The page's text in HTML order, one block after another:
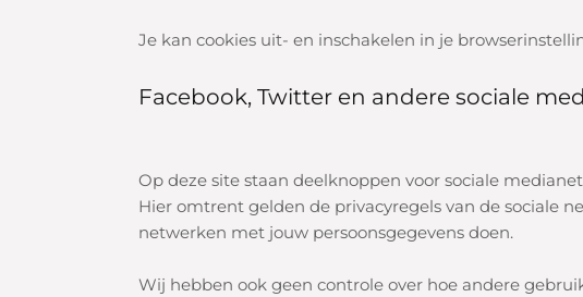
Je kan cookies uit- en inschakelen in je
Facebook, Twitter en andere sociale
Op deze site staan deelknoppen voor sociale
Hier omtrent gelden de privacyregels van de sociale
netwerken met jouw persoonsgegevens doen.
Wij hebben ook geen controle over hoe andere